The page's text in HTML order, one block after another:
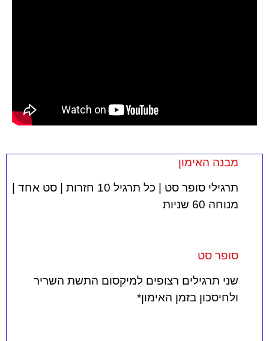
מבנה האימון
תרגילי סופר סט | כל תרגיל 10 חזרות | סט אחד |
מנוחה 60 שניות
סופר סט
שני תרגילים רצופים למיקסום התשת השריר
ולחיסכון בזמן האימון*